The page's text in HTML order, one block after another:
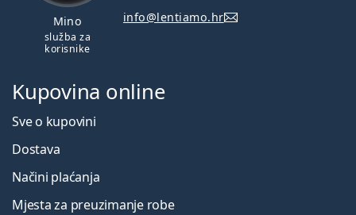
Mino
služba za
korisnike
info@lentiamo.hr
Kupovina online
Sve o kupovini
Dostava
Načini plaćanja
Mjesta za preuzimanje robe